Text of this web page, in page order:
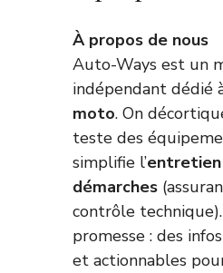
À propos de nous
Auto-Ways est un
indépendant dédié
moto. On
teste des
simplifie l’entretien
démarches
contrôle
promesse : des
et actionnables